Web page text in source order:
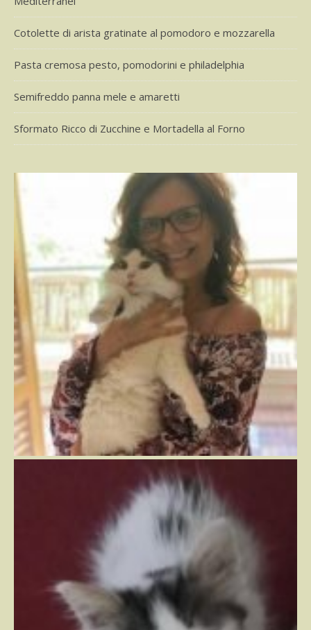
Cotolette di arista gratinate al pomodoro e mozzarella
Pasta cremosa pesto, pomodorini e philadelphia
Semifreddo panna mele e amaretti
Sformato Ricco di Zucchine e Mortadella al Forno